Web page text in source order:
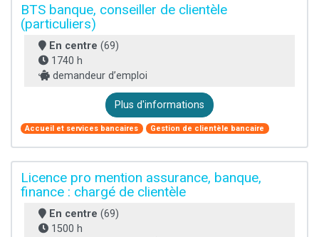
BTS banque, conseiller de clientèle
(particuliers)
En centre (69)
1740 h
demandeur d’emploi
Plus d'informations
Accueil et services bancaires Gestion de clientèle bancaire
Licence pro mention assurance, banque,
finance : chargé de clientèle
En centre (69)
1500 h